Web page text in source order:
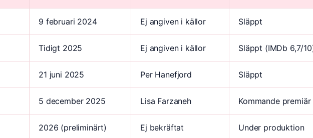
9 februari 2024 Ej angiven i källor Släppt
Tidigt 2025 Ej angiven i källor Släppt (IMDb 6,7/
21 juni 2025 Per Hanefjord Släppt
5 december 2025 Lisa Farzaneh Kommande premiär
2026 (preliminärt) Ej bekräftat Under produktion